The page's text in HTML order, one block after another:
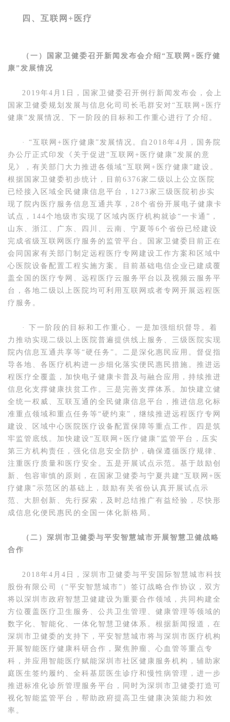
四、互联网+医疗
（一）国家卫健委召开新闻发布会介绍“互联网+医疗健
康”发展情况
2019年4月1日，国家卫健委召开例行新闻发布会，会上
国家卫健委规划发展与信息化司司长毛群安对“互联网+医疗
健康”发展情况、下一阶段的目标和工作重心进行了介绍。
· “互联网+医疗健康”发展情况。自2018年4月，国务院
办公厅正式印发《关于促进“互联网+医疗健康”发展的意
见》，有关部门大力推进各领域“互联网+医疗健康”建设。
根据国家卫健委初步统计，目前6376家二级以上公立医院
已经接入区域全民健康信息平台，1273家三级医院初步实
现了院内医疗服务信息互通共享，28个省份开展电子健康卡
试点，144个地级市实现了区域内医疗机构就诊“一卡通”，
山东、浙江、广东、四川、云南、宁夏等6个省份已经建设
完成省级互联网医疗服务的监管平台。国家卫健委目前正在
会同国家有关部门制定远程医疗专网建设工作方案和区域中
心医院设备配置工程实施方案。目前基础电信企业已建成覆
盖全国的医疗专网、远程医疗云服务平台以及视频云服务平
台，各地二级以上医院均可利用互联网或者专网开展远程医
疗服务。
· 下一阶段的目标和工作重心。一是加强组织督导。着
力推动实现二级以上医院普遍提供线上服务、三级医院实现
院内信息互通共享等“硬任务”。二是深化惠民应用。督促指
导各地、各医疗机构进一步细化落实便民惠民措施。推进远
程医疗全覆盖，加快电子健康卡普及与融合应用，持续推进
信息化支撑健康扶贫工作。三是完善支撑体系。加快建立健
全统一权威、互联互通的全民健康信息平台，推进信息化标
准重点领域和重点任务等“硬约束”，继续推进远程医疗专网
建设、区域中心医院医疗设备配置保障等重点工作。四是筑
牢监管底线。加快建设“互联网+医疗健康”监管平台，压实
第三方机构责任，强化信息安全防护，确保遵循医疗规律、
注重医疗质量和医疗安全。五是开展试点示范。基于鼓励创
新、包容审慎的原则，在国家卫健委与宁夏共建“互联网+医
疗健康”示范区的基础上，鼓励有关省份认真开展试点示
范、大胆创新、先行探索，及时总结推广有益经验，尽快形
成信息化便民惠民的全国一体化新格局。
（二）深圳市卫健委与平安智慧城市开展智慧卫健战略
合作
2018年4月4日，深圳市卫健委与平安国际智慧城市科技
股份有限公司（“平安智慧城市”）签订战略合作协议，双方
将以深圳市政府智慧卫健建设为重要合作领域，共同构建全
方位覆盖医疗卫生服务、公共卫生管理、健康管理等领域的
数字化、智能化、一体化智慧卫健体系。根据新闻报道，在
深圳市卫健委的支持下，平安智慧城市将与深圳市医疗机构
开展智能医疗健康科研合作，聚焦肿瘤、心血管等重点专
科，并应用智能医疗赋能深圳市社区健康服务机构，辅助家
庭医生签约履约、全科基层医生诊疗和慢性病管理，进一步
推进标准化诊所管理服务平台，同时为深圳市卫健委打造可
视化智能监管平台，帮助政府提高卫生健康决策能力和效
率。